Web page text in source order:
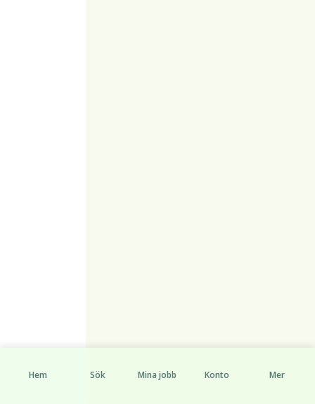
Hem Sök Mina jobb Konto Mer